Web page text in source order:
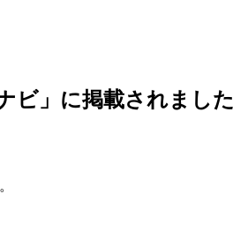
ビ」に掲載されました